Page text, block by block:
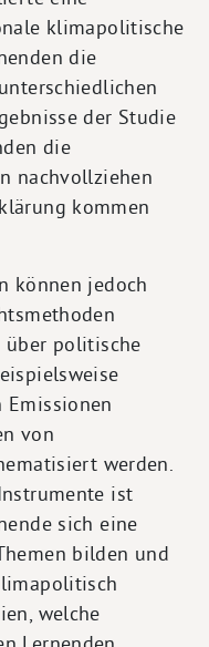
klimapolitische
die
der Studie
die
nachvollziehen
kommen
können jedoch
über politische
Emissionen
von
werden.
ist
sich eine
bilden und
welche